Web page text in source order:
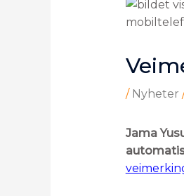
/ Nyheter
Jama